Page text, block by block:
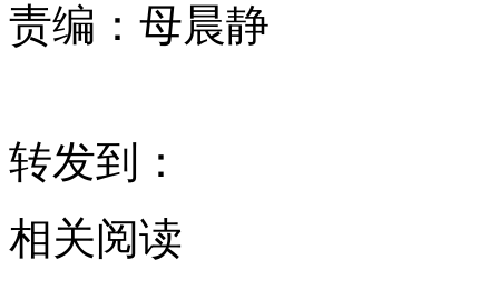
责编： 母晨静
转发到：
相关阅读